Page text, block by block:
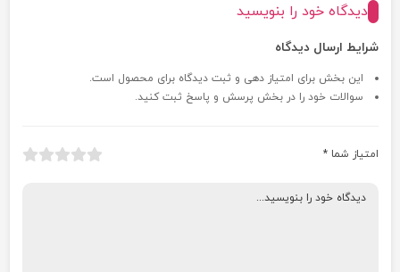
دیدگاه خود را بنویسید
شرایط ارسال دیدگاه
این بخش برای امتیاز دهی و ثبت دیدگاه برای محصول است.
سوالات خود را در بخش پرسش و پاسخ ثبت کنید.
امتیاز شما*